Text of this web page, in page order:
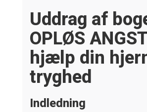
Uddrag af
OPLØS
hjælp din
tryghed
Indledning